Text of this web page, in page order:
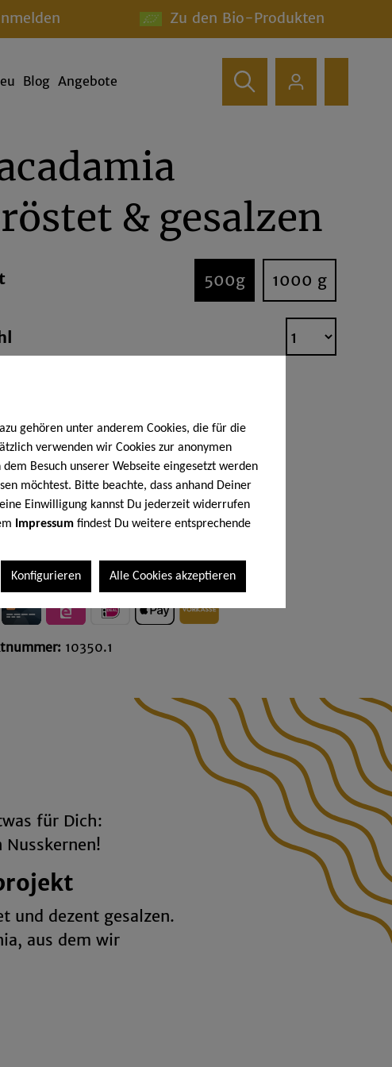
Zu den Bio-Produkten
Blog Angebote
& gesalzen
500g 1000 g
€*
(41,80 €* / 1 Kilogramm)
MwSt. zzgl. Versandkosten
In den Warenkorb
10350.1
für Dich:
und dezent gesalzen.
aus dem wir
aus gutem Grund
gehören unter anderem Cookies, die für die
verwenden wir Cookies zur anonymen
Besuch unserer Webseite eingesetzt werden
möchtest. Bitte beachte, dass anhand Deiner
Einwilligung kannst Du jederzeit widerrufen
Impressum findest Du weitere entsprechende
Konfigurieren Alle Cookies akzeptieren